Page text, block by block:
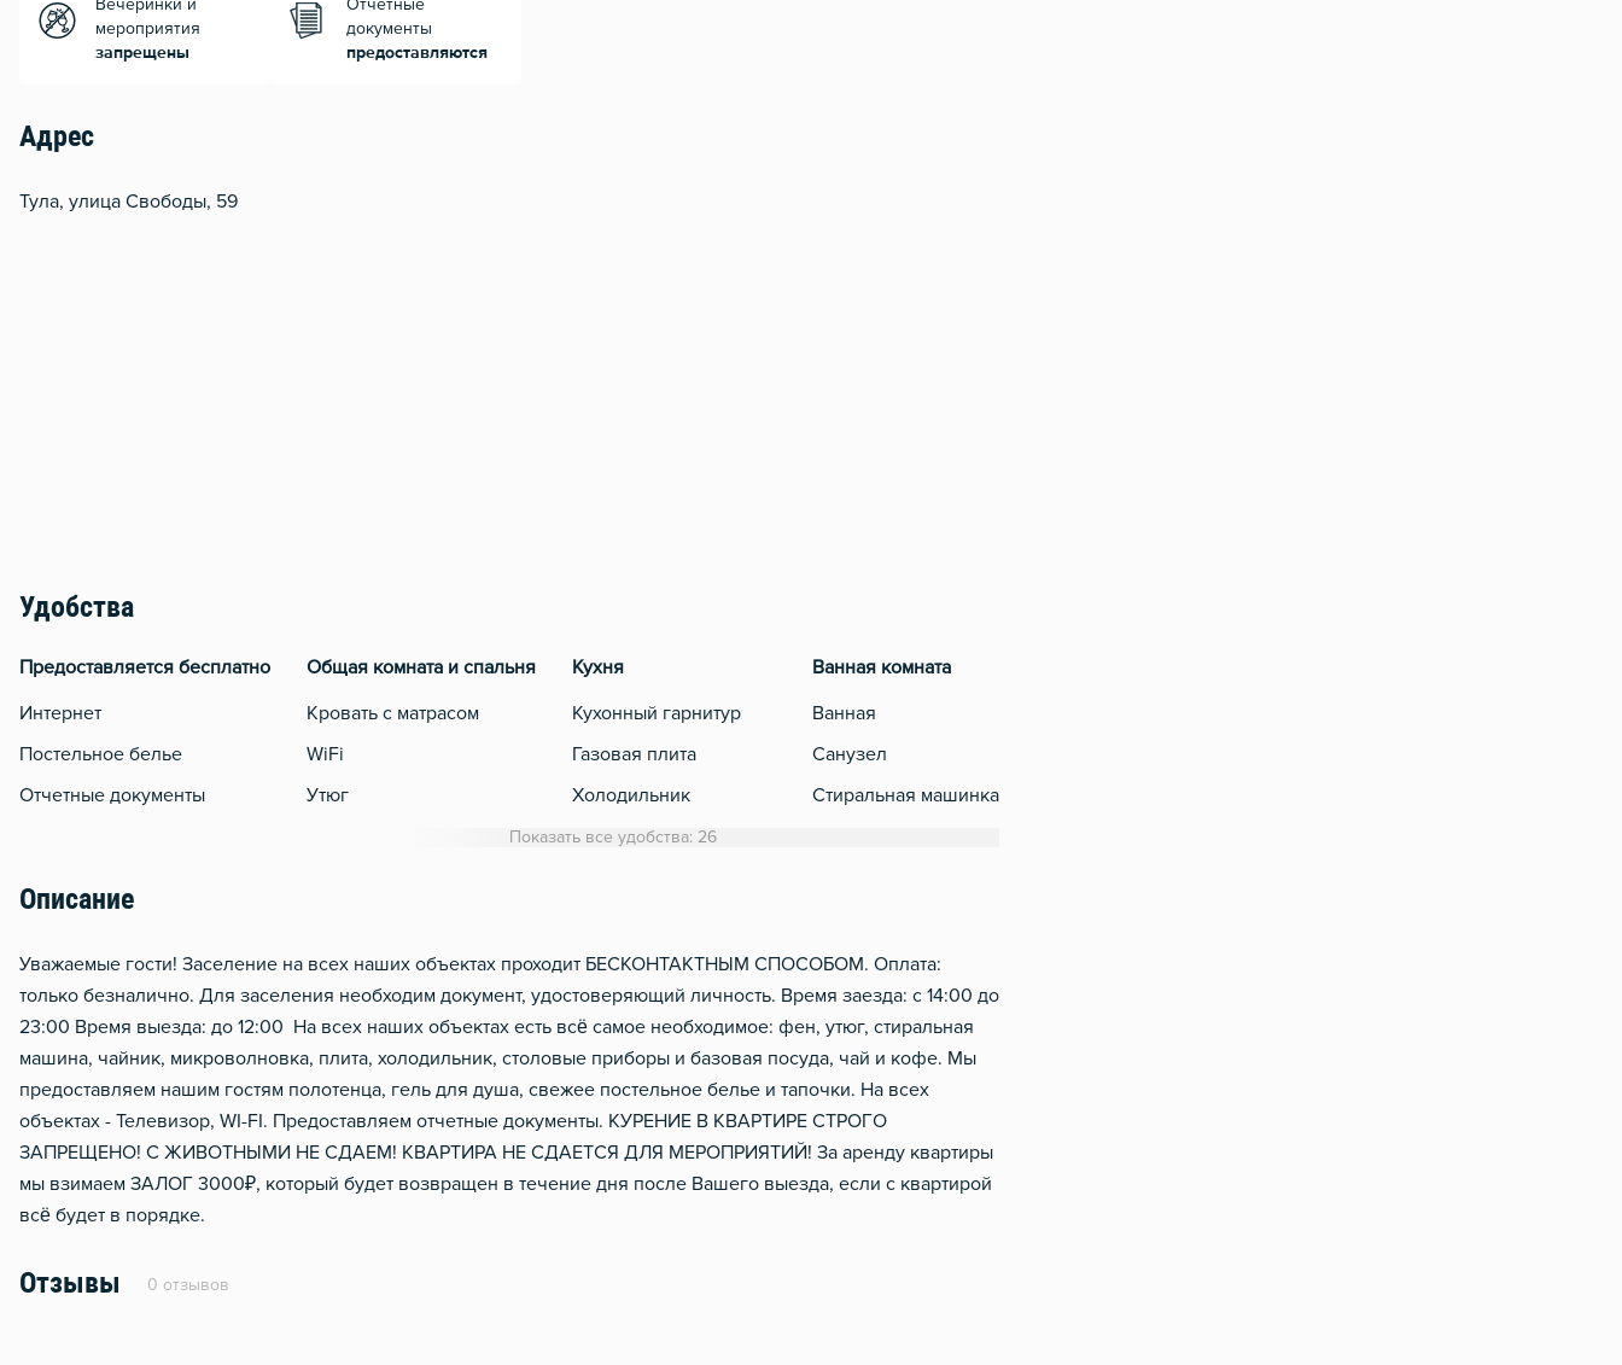
Вечеринки и
мероприятия
запрещены
Отчетные
документы
предоставляются
Адрес
Тула, улица Свободы, 59
Удобства
Предоставляется бесплатно
Интернет
Постельное белье
Отчетные документы
Общая комната и спальня
Кровать с матрасом
WiFi
Утюг
Кухня
Кухонный гарнитур
Газовая плита
Холодильник
Обеденный стол
Посуда
Столовые приборы
Ванная комната
Ванная
Санузел
Стиральная машинка
Шампунь, мыло
Показать все удобства: 26
Описание
Уважаемые гости! Заселение на всех наших объектах проходит БЕСКОНТАКТНЫМ СПОСОБОМ. Оплата:
только безналично. Для заселения необходим документ, удостоверяющий личность. Время заезда: с 14:00 до
23:00 Время выезда: до 12:00 На всех наших объектах есть всё самое необходимое: фен, утюг, стиральная
машина, чайник, микроволновка, плита, холодильник, столовые приборы и базовая посуда, чай и кофе. Мы
предоставляем нашим гостям полотенца, гель для душа, свежее постельное белье и тапочки. На всех
объектах - Телевизор, WI-FI. Предоставляем отчетные документы. КУРЕНИЕ В КВАРТИРЕ СТРОГО
ЗАПРЕЩЕНО! С ЖИВОТНЫМИ НЕ СДАЕМ! КВАРТИРА НЕ СДАЕТСЯ ДЛЯ МЕРОПРИЯТИЙ! За аренду квартиры
мы взимаем ЗАЛОГ 3000₽, который будет возвращен в течение дня после Вашего выезда, если с квартирой
всё будет в порядке.
Отзывы 0 отзывов